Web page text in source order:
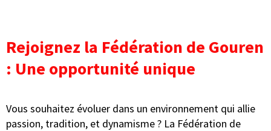
Rejoignez la Fédération de Gouren
: Une opportunité unique
Vous souhaitez évoluer dans un environnement qui allie
passion, tradition, et dynamisme ? La Fédération de